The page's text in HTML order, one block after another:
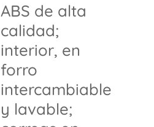
ABS de alta
calidad;
interior, en
forro
intercambiable
y lavable;